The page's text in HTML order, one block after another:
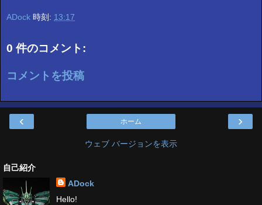
ADock 時刻: 13:17
0 件のコメント:
コメントを投稿
‹ ›
ホーム
ウェブ バージョンを表示
自己紹介
ADock
Hello!